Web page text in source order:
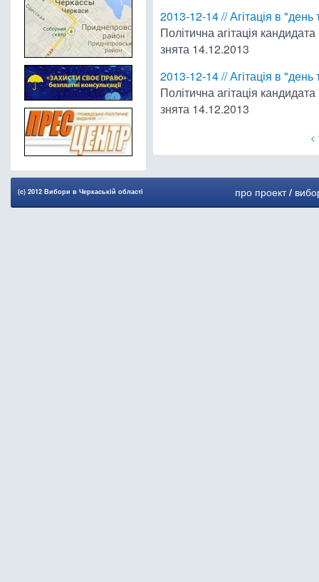
2013-12-14 // Агітація в "день
Політична агітація
знята 14.12.2013
2013-12-14 // Агітація в "день
Політична агітація
знята 14.12.2013
<
(c) 2012 Вибори в Черкаськiй областi про проект/